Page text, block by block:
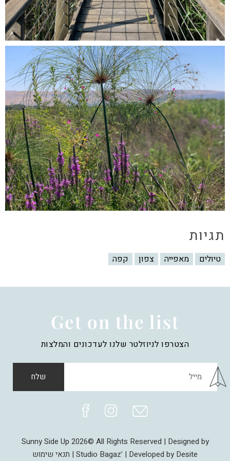
תגיות
טיולים מאפייה צפון קפה
Get on the list
הצטרפו לניוזלטר שלנו לעדכונים והמלצות
שלח
Sunny Side Up 2026© All Rights Reserved | Designed by
Studio Bagaz’ | Developed by Desite | תנאי שימוש